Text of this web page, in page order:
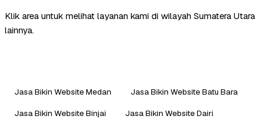
Klik area untuk melihat layanan kami di wilayah Sumatera Utara
lainnya.
Jasa Bikin Website Medan
Jasa Bikin Website Batu Bara
Jasa Bikin Website Binjai
Jasa Bikin Website Dairi